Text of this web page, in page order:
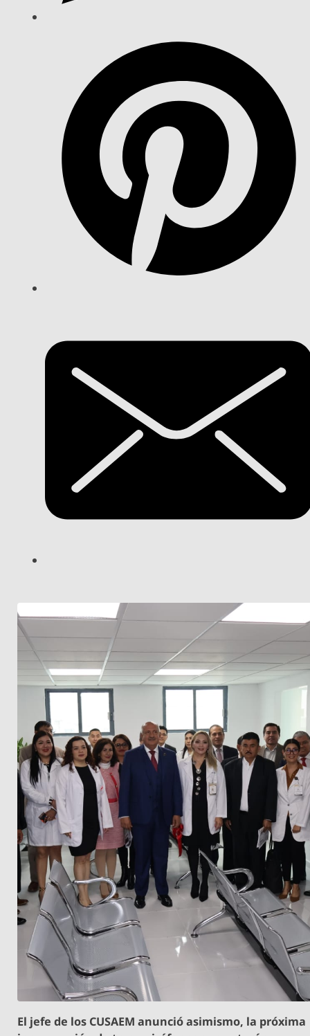
El jefe de los CUSAEM anunció asimismo, la próxima